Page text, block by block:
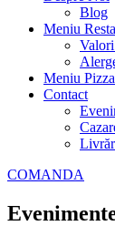
Blog
Meniu
Meniu Pizza
Contact
COMANDA